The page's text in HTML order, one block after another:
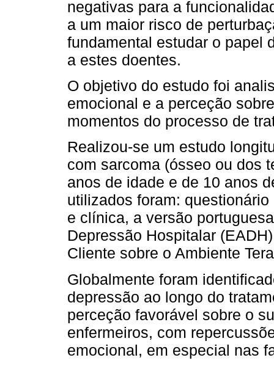
negativas para a
a um maior risco de
fundamental estudar o papel
a estes doentes.
O objetivo do estudo foi
emocional e a perceção
momentos do processo de
Realizou-se um estudo
com sarcoma (ósseo ou dos
anos de idade e de 10 anos
utilizados foram:
e clínica, a versão
Depressão Hospitalar
Cliente sobre o Ambiente
Globalmente foram
depressão ao longo do
perceção favorável sobre o
enfermeiros, com
emocional, em especial nas